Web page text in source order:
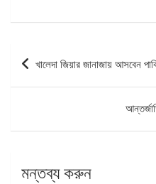
পোস্ট
খালেদা জিয়ার জানাজায় আসবেন
মন্তব্য করুন